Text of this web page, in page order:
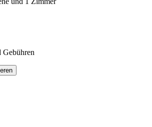
Gebühren